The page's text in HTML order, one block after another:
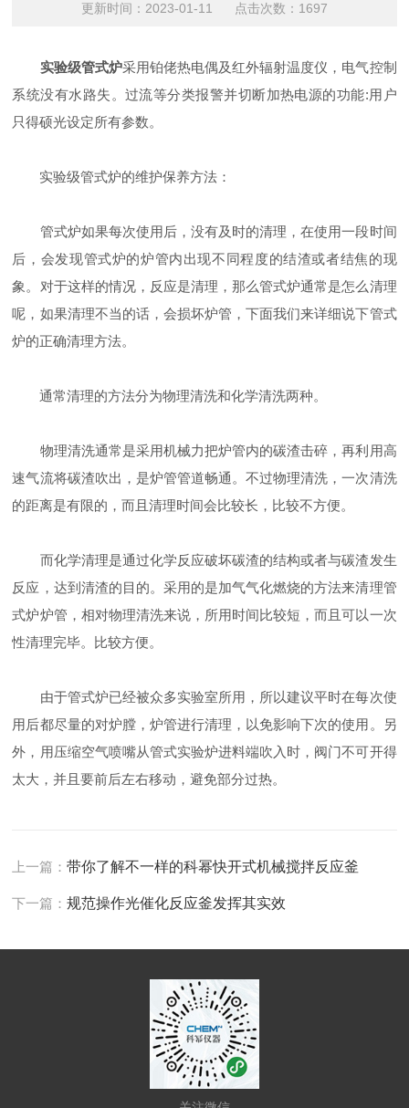
更新时间：2023-01-11 点击次数：1697
实验级管式炉采用铂佬热电偶及红外辐射温度仪，电气控制
系统没有水路失。过流等分类报警并切断加热电源的功能:用户
只得硕光设定所有参数。
实验级管式炉的维护保养方法：
管式炉如果每次使用后，没有及时的清理，在使用一段时间
后，会发现管式炉的炉管内出现不同程度的结渣或者结焦的现
象。对于这样的情况，反应是清理，那么管式炉通常是怎么清理
呢，如果清理不当的话，会损坏炉管，下面我们来详细说下管式
炉的正确清理方法。
通常清理的方法分为物理清洗和化学清洗两种。
物理清洗通常是采用机械力把炉管内的碳渣击碎，再利用高
速气流将碳渣吹出，是炉管管道畅通。不过物理清洗，一次清洗
的距离是有限的，而且清理时间会比较长，比较不方便。
而化学清理是通过化学反应破坏碳渣的结构或者与碳渣发生
反应，达到清渣的目的。采用的是加气气化燃烧的方法来清理管
式炉炉管，相对物理清洗来说，所用时间比较短，而且可以一次
性清理完毕。比较方便。
由于管式炉已经被众多实验室所用，所以建议平时在每次使
用后都尽量的对炉膛，炉管进行清理，以免影响下次的使用。另
外，用压缩空气喷嘴从管式实验炉进料端吹入时，阀门不可开得
太大，并且要前后左右移动，避免部分过热。
上一篇：带你了解不一样的科幂快开式机械搅拌反应釜
下一篇：规范操作光催化反应釜发挥其实效